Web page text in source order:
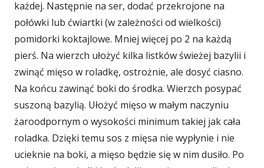
każdej. Następnie na ser, dodać przekrojone na
połówki lub ćwiartki (w zależności od wielkości)
pomidorki koktajlowe. Mniej więcej po 2 na każdą
pierś. Na wierzch ułożyć kilka listków świeżej bazylii i
zwinąć mięso w roladkę, ostrożnie, ale dosyć ciasno.
Na końcu zawinąć boki do środka. Wierzch posypać
suszoną bazylią. Ułożyć mięso w małym naczyniu
żaroodpornym o wysokości minimum takiej jak cała
roladka. Dzięki temu sos z mięsa nie wypłynie i nie
ucieknie na boki, a mięso będzie się w nim dusiło. Po